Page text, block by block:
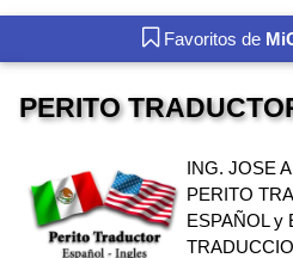
Favoritos de
PERITO
ING. JOSE
PERITO
ESPAÑOL y